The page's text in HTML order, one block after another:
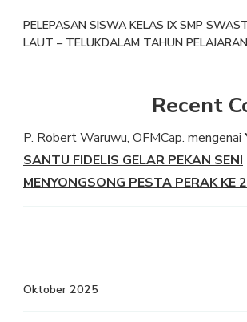
PELEPASAN SISWA KELAS IX SMP
LAUT – TELUKDALAM TAHUN
Recent
P. Robert Waruwu, OFMCap. mengenai
SANTU FIDELIS GELAR PEKAN SENI
MENYONGSONG PESTA PERAK KE
Oktober 2025